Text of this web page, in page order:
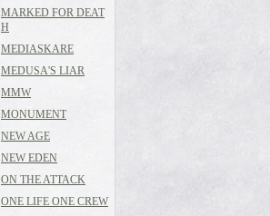
MARKED FOR DEAT
H
MEDIASKARE
MEDUSA'S LIAR
MMW
MONUMENT
NEW AGE
NEW EDEN
ON THE ATTACK
ONE LIFE ONE CREW